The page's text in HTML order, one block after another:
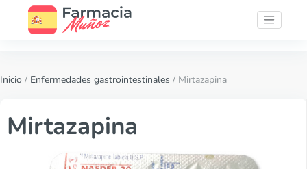
Inicio / Enfermedades gastrointestinales / Mirtazapina
Mirtazapina